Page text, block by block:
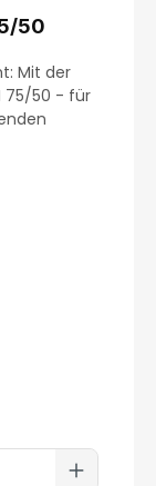
50
Mit der
75/50 - für